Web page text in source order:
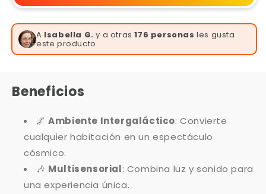
A Isabella G. y a otras176 personas les gusta
este producto
Beneficios
🌌Ambiente Intergaláctico: Convierte
cualquier habitación en un espectáculo
cósmico.
🎶 Multisensorial: Combina luz y sonido para
una experiencia única.